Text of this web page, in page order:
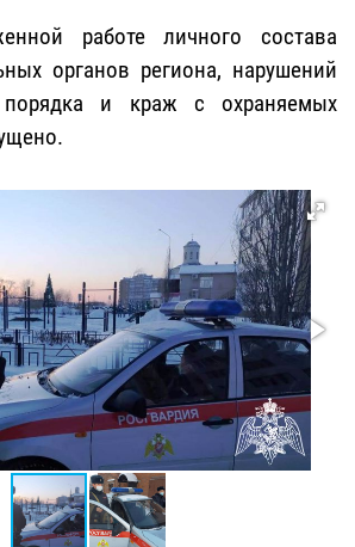
работе личного состава
органов региона, нарушений
порядка и краж с охраняемых